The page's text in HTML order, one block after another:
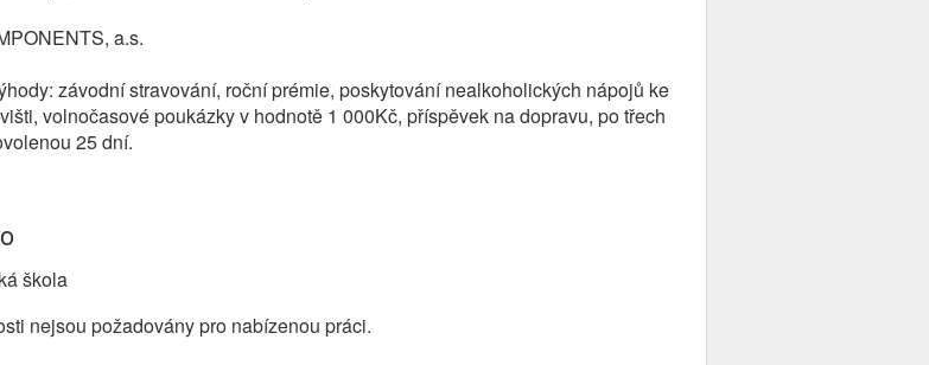
a.s.
závodní stravování, roční prémie, poskytování nealkoholických nápojů ke
volnočasové poukázky v hodnotě 1 000Kč, příspěvek na dopravu, po třech
25 dní.
škola
nejsou požadovány pro nabízenou práci.